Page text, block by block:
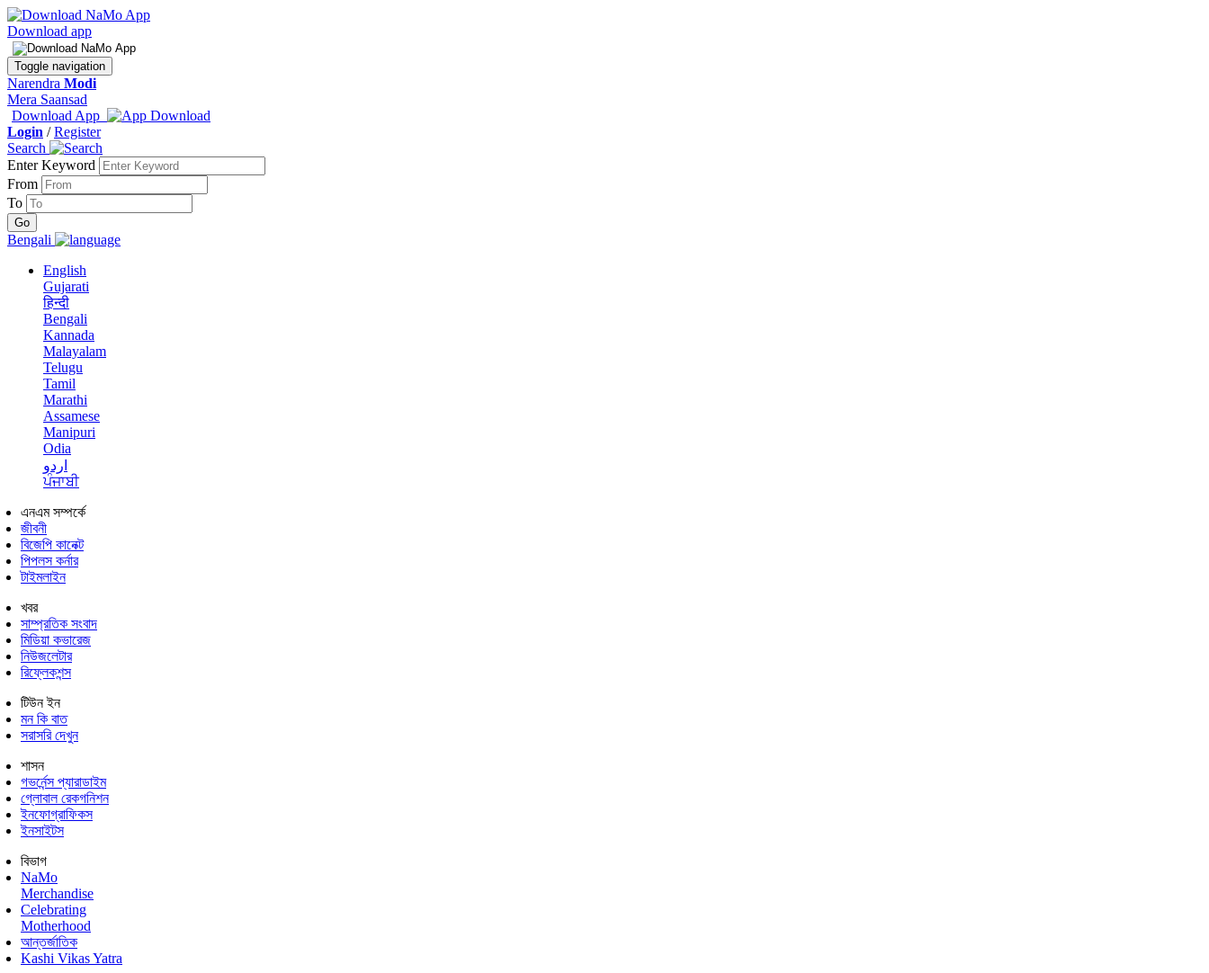
Download app
Toggle navigation
Narendra Modi
Mera Saansad
Download App
Login /Register
Search
Enter Keyword
From
To
Bengali
English
Gujarati
हिन्दी
Bengali
Kannada
Malayalam
Telugu
Tamil
Marathi
Assamese
Manipuri
Odia
اردو
ਪੰਜਾਬੀ
এনএম সম্পর্কে
জীবনী
বিজেপি কানেক্ট
পিপলস কর্নার
টাইমলাইন
খবর
সাম্প্রতিক সংবাদ
মিডিয়া কভারেজ
নিউজলেটার
রিফ্লেকশন্স
টিউন ইন
মন কি বাত
সরাসরি দেখুন
শাসন
গভর্নেন্স প্যারাডাইম
গ্লোবাল রেকগনিশন
ইনফোগ্রাফিকস
ইনসাইটস
বিভাগ
NaMo
Merchandise
Celebrating
Motherhood
আন্তর্জাতিক
Kashi Vikas Yatra